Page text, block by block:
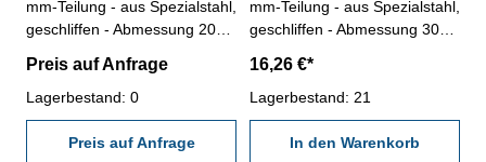
mm-Teilung - aus Spezialstahl,
geschliffen - Abmessung 2000
Bitte beachten Sie unsere
Lieferbedingungen!
Preis auf Anfrage
Lagerbestand: 0
Preis auf Anfrage
mm-Teilung - aus Spezialstahl,
geschliffen - Abmessung 300 x
16,26 €*
Lagerbestand: 21
In den Warenkorb